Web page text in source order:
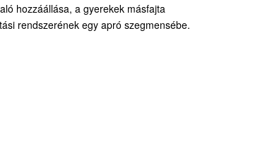
hozzáállása, a gyerekek másfajta
rendszerének egy apró szegmensébe.